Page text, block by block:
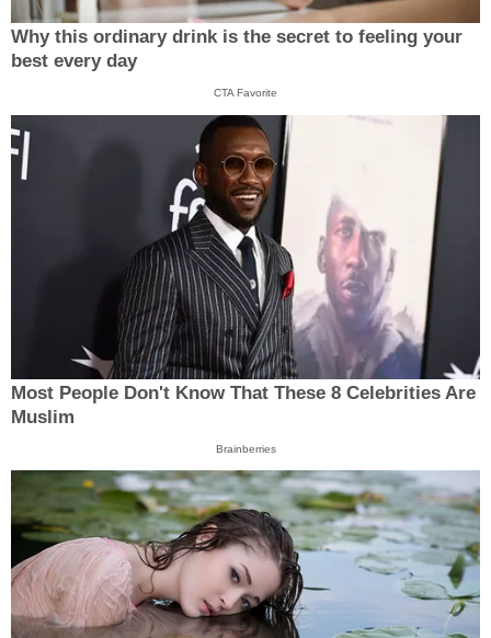
Why this ordinary drink is the secret to feeling your
best every day
CTA Favorite
Most People Don't Know That These 8 Celebrities Are
Muslim
Brainberries